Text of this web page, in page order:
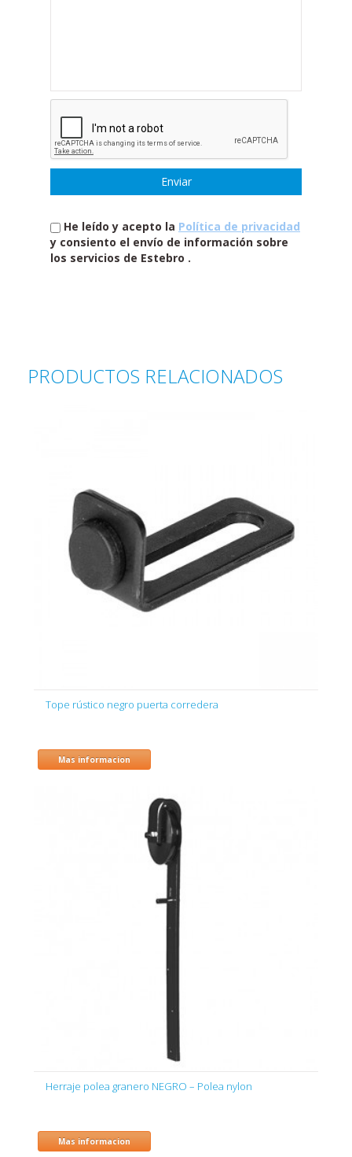
He leído y acepto la Política de privacidad
y consiento el envío de información sobre
los servicios de Estebro .
PRODUCTOS RELACIONADOS
Tope rústico negro puerta corredera
Mas informacion
Herraje polea granero NEGRO – Polea nylon
Mas informacion